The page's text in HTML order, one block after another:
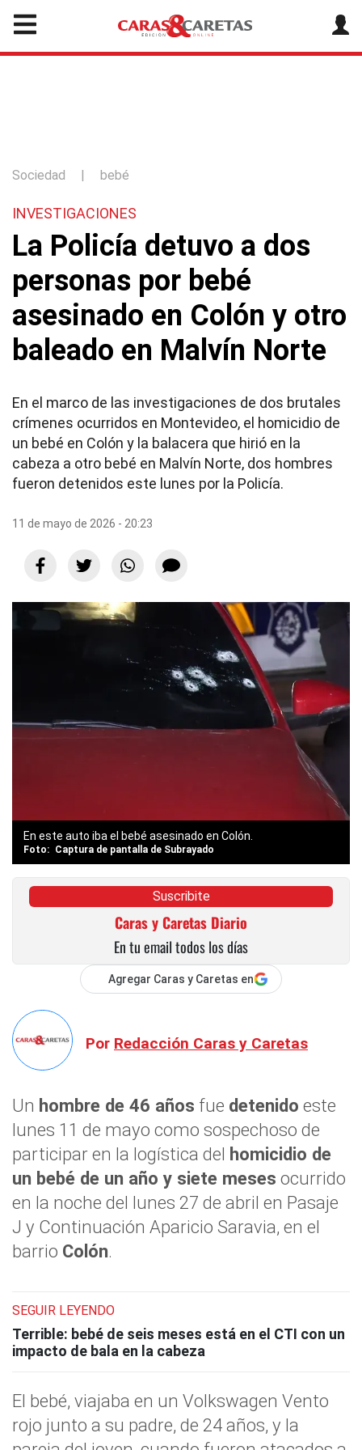
Sociedad | bebé
INVESTIGACIONES
La Policía detuvo a dos
personas por bebé
asesinado en Colón y otro
baleado en Malvín Norte
En el marco de las investigaciones de dos brutales
crímenes ocurridos en Montevideo, el homicidio de
un bebé en Colón y la balacera que hirió en la
cabeza a otro bebé en Malvín Norte, dos hombres
fueron detenidos este lunes por la Policía.
11 de mayo de 2026 - 20:23
En este auto iba el bebé asesinado en Colón.
Captura de pantalla de Subrayado
Suscribite
Caras y Caretas Diario
En tu email todos los días
Agregar Caras y Caretas en
Por Redacción Caras y Caretas
Un hombre de 46 años fue detenido este
lunes 11 de mayo como sospechoso de
participar en la logística del homicidio de
un bebé de un año y siete meses ocurrido
en la noche del lunes 27 de abril en Pasaje
J y Continuación Aparicio Saravia, en el
barrio Colón.
SEGUIR LEYENDO
Terrible: bebé de seis meses está en el CTI con un
impacto de bala en la cabeza
El bebé, viajaba en un Volkswagen Vento
rojo junto a su padre, de 24 años, y la